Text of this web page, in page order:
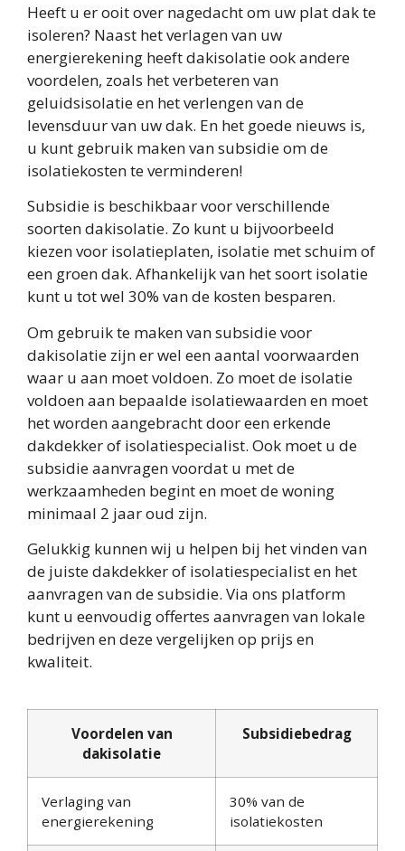
Heeft u er ooit over nagedacht om uw plat dak te
isoleren? Naast het verlagen van uw
energierekening heeft dakisolatie ook andere
voordelen, zoals het verbeteren van
geluidsisolatie en het verlengen van de
levensduur van uw dak. En het goede nieuws is,
u kunt gebruik maken van subsidie om de
isolatiekosten te verminderen!
Subsidie is beschikbaar voor verschillende
soorten dakisolatie. Zo kunt u bijvoorbeeld
kiezen voor isolatieplaten, isolatie met schuim of
een groen dak. Afhankelijk van het soort isolatie
kunt u tot wel 30% van de kosten besparen.
Om gebruik te maken van subsidie voor
dakisolatie zijn er wel een aantal voorwaarden
waar u aan moet voldoen. Zo moet de isolatie
voldoen aan bepaalde isolatiewaarden en moet
het worden aangebracht door een erkende
dakdekker of isolatiespecialist. Ook moet u de
subsidie aanvragen voordat u met de
werkzaamheden begint en moet de woning
minimaal 2 jaar oud zijn.
Gelukkig kunnen wij u helpen bij het vinden van
de juiste dakdekker of isolatiespecialist en het
aanvragen van de subsidie. Via ons platform
kunt u eenvoudig offertes aanvragen van lokale
bedrijven en deze vergelijken op prijs en
kwaliteit.
Voordelen van
dakisolatie
Subsidiebedrag
Verlaging van
energierekening
30% van de
isolatiekosten